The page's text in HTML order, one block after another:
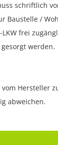
schriftlich
Baustelle /
frei
werden.
Hersteller
abweichen.